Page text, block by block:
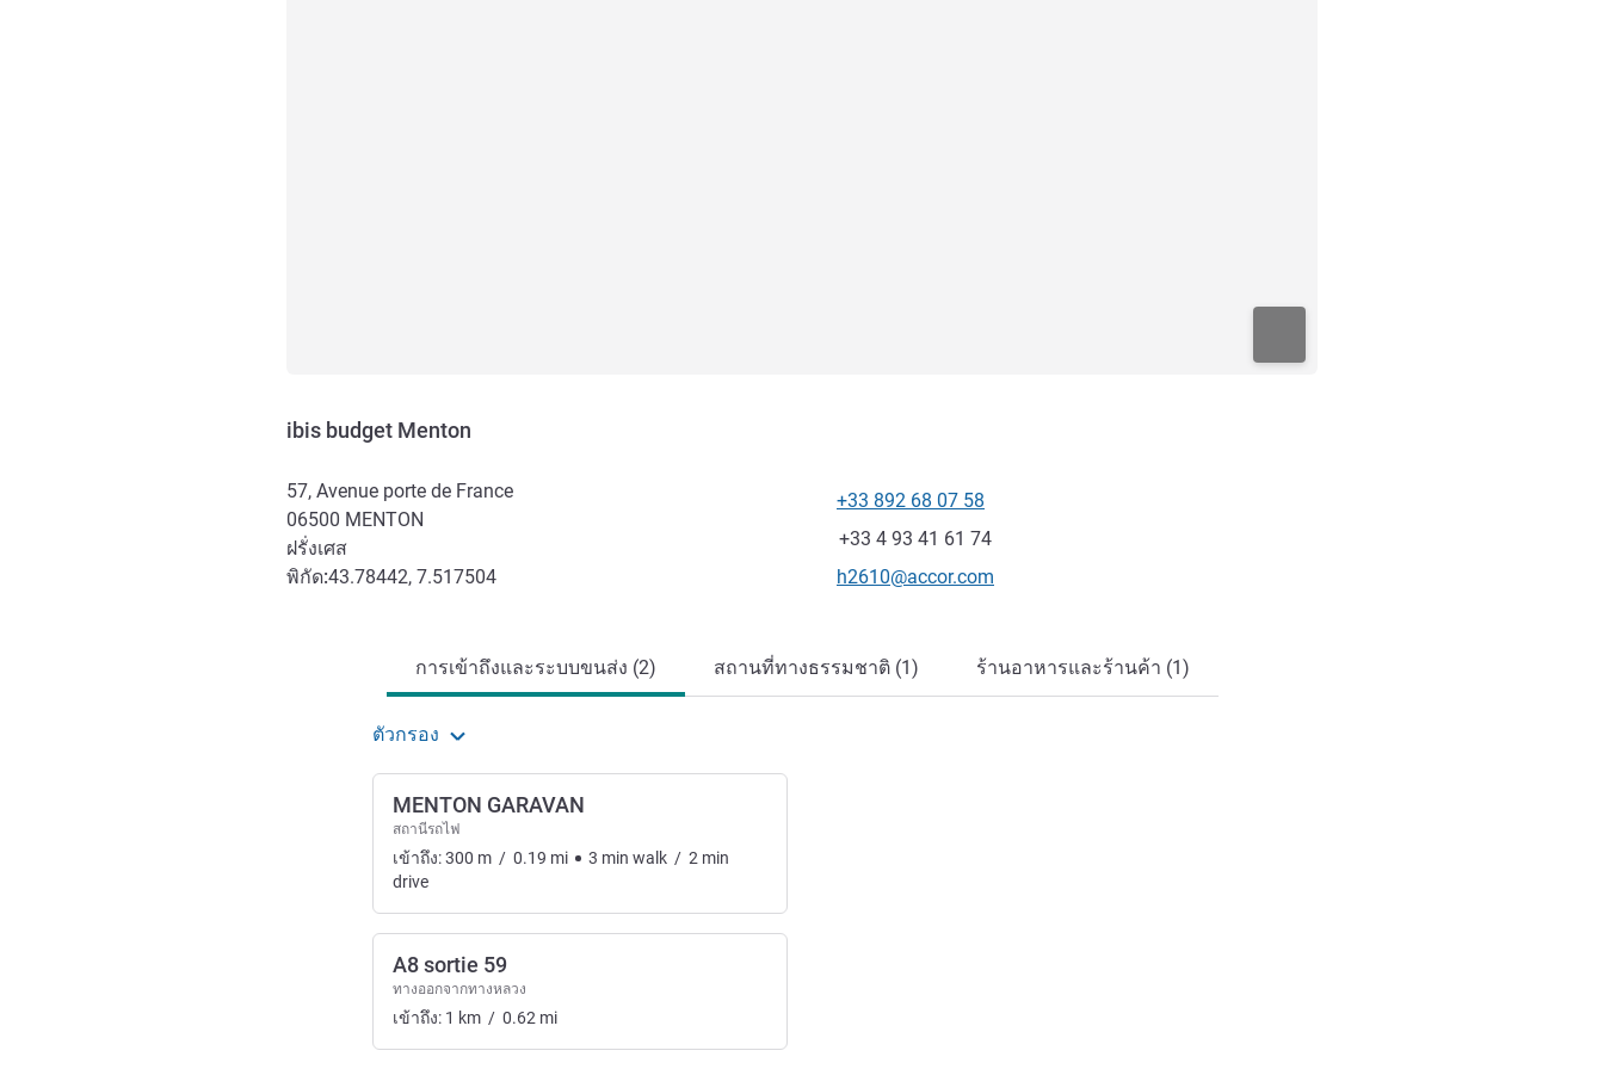
ibis budget Menton
57, Avenue porte de France
06500 MENTON
ฝรั่งเศส
พิกัด:43.78442, 7.517504
โทรศัพท์
+33 892 68 07 58
แฟกซ์
+33 4 93 41 61 74
อีเมลติดต่อ
h2610@accor.com
การเข้าถึงและระบบขนส่ง (2) สถานที่ทางธรรมชาติ (1) ร้านอาหารและร้านค้า (1)
ตัวกรอง
MENTON GARAVAN
สถานีรถไฟ
เข้าถึง:300 m / 0.19 mi 3 min walk / 2 min
drive
A8 sortie 59
ทางออกจากทางหลวง
เข้าถึง: 1 km / 0.62 mi